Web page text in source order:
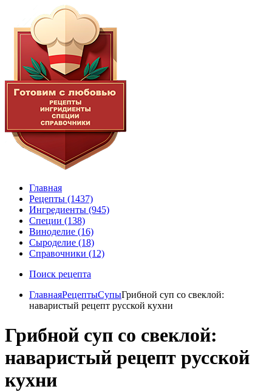
Главная
Рецепты (1437)
Ингредиенты (945)
Специи (138)
Виноделие (16)
Сыроделие (18)
Справочники (12)
Поиск рецепта
ГлавнаяРецептыСупыГрибной суп со свеклой:
наваристый рецепт русской кухни
Грибной суп со свеклой:
наваристый рецепт русской
кухни